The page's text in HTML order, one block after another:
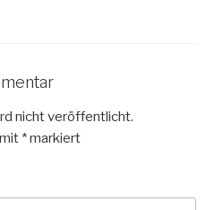
nicht veröffentlicht.
*markiert